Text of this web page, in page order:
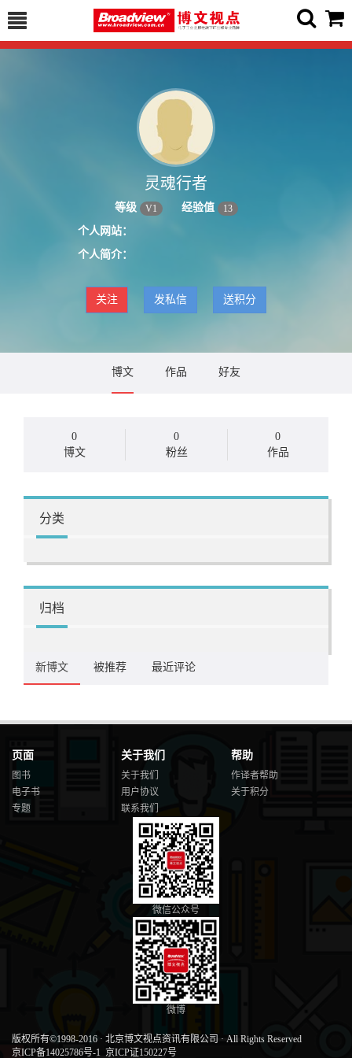
灵魂行者
等级 V1 经验值 13
个人网站：
个人简介：
关注 发私信 送积分
博文 作品 好友
0
博文
0
粉丝
0
作品
分类
归档
新博文 被推荐 最近评论
页面
图书
电子书
专题
关于我们
关于我们
用户协议
联系我们
帮助
作译者帮助
关于积分
微信公众号
微博
版权所有©1998-2016 · 北京博文视点资讯有限公司 · All Rights Reserved
京ICP备14025786号-1 京ICP证150227号